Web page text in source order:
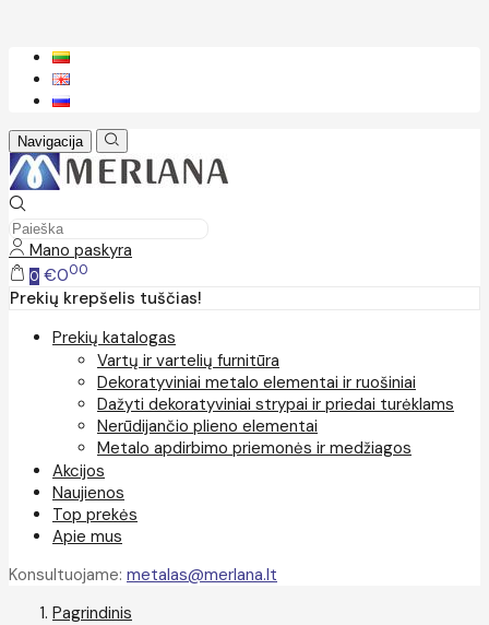
Navigacija
Mano paskyra
0 €000
Prekių krepšelis tuščias!
Prekių katalogas
Vartų ir vartelių furnitūra
Dekoratyviniai metalo elementai ir ruošiniai
Dažyti dekoratyviniai strypai ir priedai turėklams
Nerūdijančio plieno elementai
Metalo apdirbimo priemonės ir medžiagos
Akcijos
Naujienos
Top prekės
Apie mus
Konsultuojame: metalas@merlana.lt
Pagrindinis